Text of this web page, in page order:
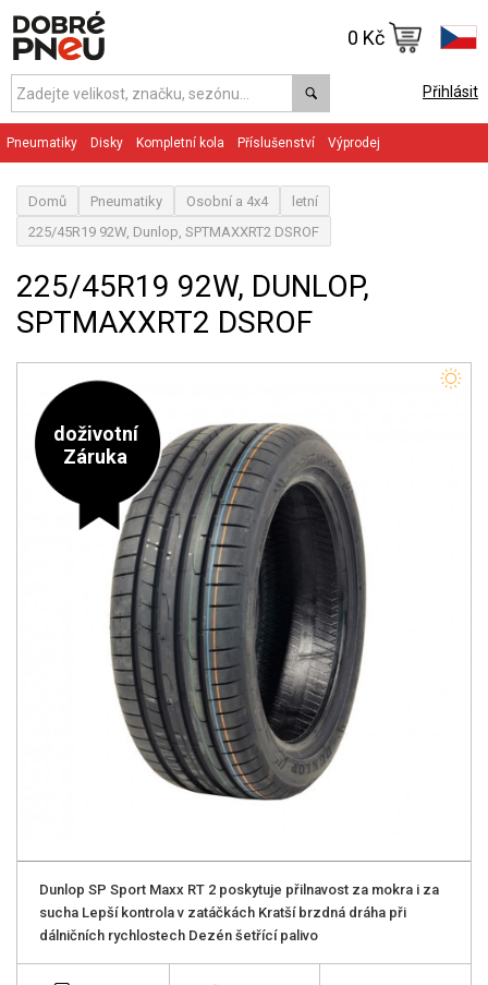
Přihlásit
0 Kč
Pneumatiky Disky Kompletní kola Příslušenství Výprodej
Domů Pneumatiky Osobní a 4x4
letní
225/45R19 92W, Dunlop, SPTMAXXRT2 DSROF
225/45R19 92W, DUNLOP,
SPTMAXXRT2 DSROF
doživotní
Záruka
Dunlop SP Sport Maxx RT 2 poskytuje přilnavost za mokra i za
sucha Lepší kontrola v zatáčkách Kratší brzdná dráha při
dálničních rychlostech Dezén šetřící palivo